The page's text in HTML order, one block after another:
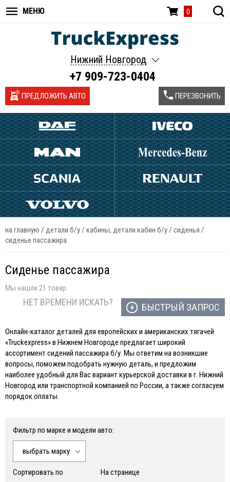
МЕНЮ 0
Нижний Новгород
+7 909-723-0404
ПРЕДЛОЖИТЬ АВТО
на главную / детали б/у/ кабины, детали кабин б/у/ сиденья /
сиденье пассажира
Сиденье пассажира
Мы нашли 21 товар
НЕТ ВРЕМЕНИ ИСКАТЬ? БЫСТРЫЙ ЗАПРОС
Онлайн-каталог деталей для европейских и американских тягачей
«Truckexpress» в Нижнем Новгороде предлагает широкий
ассортимент сидений пассажира б/у. Мы ответим на возникшие
вопросы, поможем подобрать нужную деталь, и предложим
наиболее удобный для Вас вариант курьерской доставки в г. Нижний
Новгород или транспортной компанией по России, а также согласуем
порядок оплаты.
Фильтр по марке и модели авто:
выбрать марку
Сортировать по На странице